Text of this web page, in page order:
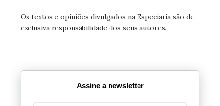
Os textos e opiniões divulgados na Especiaria são de
exclusiva responsabilidade dos seus autores.
Assine a newsletter